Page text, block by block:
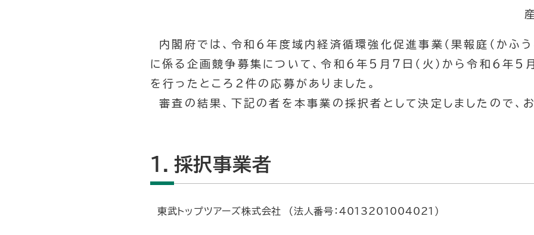
内閣府では、令和６年度域内経済循環強化促進事業（果報庭（かふう
に係る企画競争募集について、令和６年５月７日（火）から令和６年５
を行ったところ２件の応募がありました。
審査の結果、下記の者を本事業の採択者として決定しましたので、お
１．採択事業者
東武トップツアーズ株式会社 （法人番号：4013201004021）